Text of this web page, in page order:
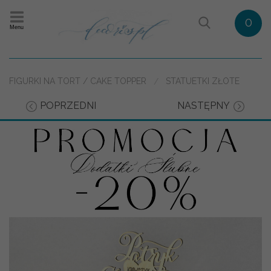
Menu 0
FIGURKI NA TORT / CAKE TOPPER STATUETKI ZŁOTE
POPRZEDNI NASTĘPNY